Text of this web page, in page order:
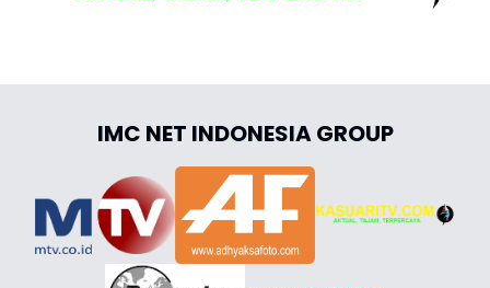
IMC NET INDONESIA GROUP